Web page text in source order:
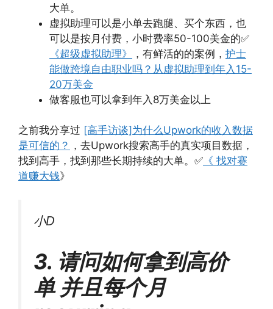
大单。
虚拟助理可以是小单去跑腿、买个东西，也
可以是按月付费，小时费率50-100美金的✅
《超级虚拟助理》
，有鲜活的的案例， 护士
能做跨境自由职业吗？从虚拟助理到年入15-
20万美金
做客服也可以拿到年入8万美金以上
之前我分享过 [高手访谈]为什么Upwork的收入数据
是可信的？ ，去Upwork搜索高手的真实项目数据，
找到高手，找到那些长期持续的大单。✅ 《 找对赛
道赚大钱》
小D
3. 请问如何拿到高价
单 并且每个月